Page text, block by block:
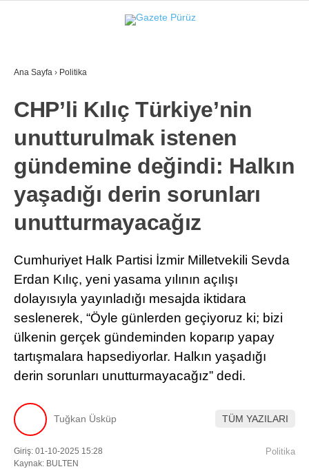
WhatsApp İhbar Hattı
Facebook
YEREL YÖNETIMLER
GÜNCEL
EKONOMI
POLITIKA
SAĞLIK
SPOR
DIĞER
Ana Sayfa › Politika
CHP’li Kılıç Türkiye’nin
unutturulmak istenen
gündemine değindi: Halkın
yaşadığı derin sorunları
unutturmayacağız
Cumhuriyet Halk Partisi İzmir Milletvekili Sevda
Erdan Kılıç, yeni yasama yılının açılışı
dolayısıyla yayınladığı mesajda iktidara
seslenerek, “Öyle günlerden geçiyoruz ki; bizi
ülkenin gerçek gündeminden koparıp yapay
tartışmalara hapsediyorlar. Halkın yaşadığı
derin sorunları unutturmayacağız” dedi.
Tuğkan Üsküp TÜM YAZILARI
Giriş: 01-10-2025 15:28
Kaynak: BULTEN
Politika